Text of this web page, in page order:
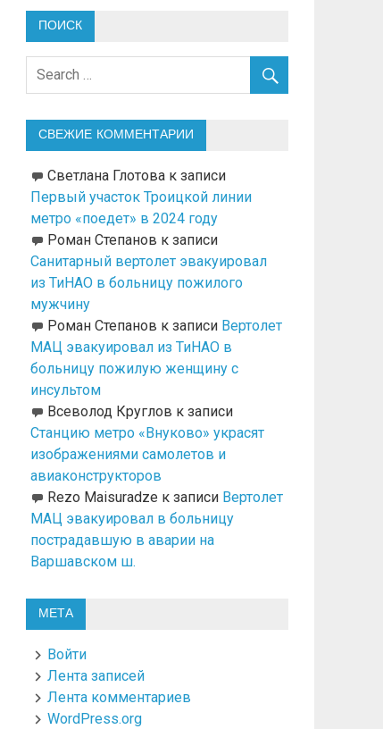
ПОИСК
СВЕЖИЕ КОММЕНТАРИИ
Светлана Глотовак записи
Первый участок Троицкой линии
метро «поедет» в 2024 году
Роман Степанов к записи
Санитарный вертолет эвакуировал
из ТиНАО в больницу пожилого
мужчину
Роман Степанов к записи Вертолет
МАЦ эвакуировал из ТиНАО в
больницу пожилую женщину с
инсультом
Всеволод Круглов к записи
Станцию метро «Внуково» украсят
изображениями самолетов и
авиаконструкторов
Rezo Maisuradze к записи Вертолет
МАЦ эвакуировал в больницу
пострадавшую в аварии на
Варшавском ш.
МЕТА
Войти
Лента записей
Лента комментариев
WordPress.org